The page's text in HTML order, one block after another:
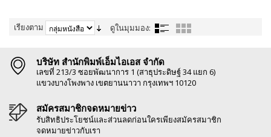
เรียงตาม ดูในมุมมอง:
บริษัท สำนักพิมพ์เอ็มไอเอส จำกัด
เลขที่ 213/3 ซอยพัฒนาการ 1 (สาธุประดิษฐ์ 34 แยก 6)
แขวงบางโพงพาง เขตยานนาวา กรุงเทพฯ 10120
สมัครสมาชิกจดหมายข่าว
รับสิทธิประโยชน์และส่วนลดก่อนใครเพียงสมัครสมาชิก
จดหมายข่าวกับเรา